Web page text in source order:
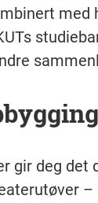
med
gir deg det